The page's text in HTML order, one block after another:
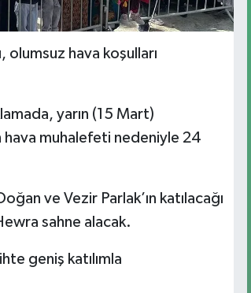
olumsuz hava koşulları
yarın (15 Mart)
hava muhalefeti nedeniyle 24
ve Vezir Parlak’ın katılacağı
sahne alacak.
geniş katılımla